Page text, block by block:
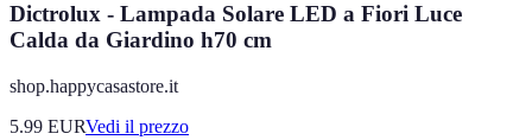
Dictrolux - Lampada Solare LED a Fiori Luce
Calda da Giardino h70 cm
shop.happycasastore.it
5.99 EURVedi il prezzo